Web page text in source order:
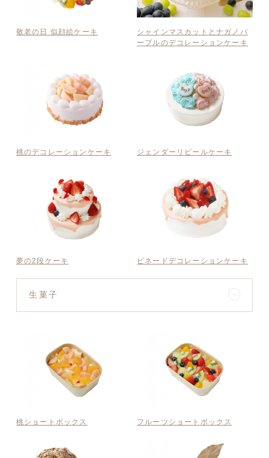
敬老の日 似顔絵ケーキ
シャインマスカットとナガノパ
ープルのデコレーションケーキ
桃のデコレーションケーキ ジェンダーリビールケーキ
夢の2段ケーキ ピネードデコレーションケーキ
生菓子
桃ショートボックス フルーツショートボックス